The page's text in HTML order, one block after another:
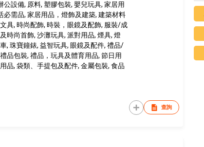
公設備, 原料, 塑膠包裝, 嬰兒玩具, 家居用
必需品, 家居用品，燈飾及建築, 建築材料
具, 時尚配飾, 時裝，眼鏡及配飾, 服裝/成
時尚首飾, 沙灘玩具, 派對用品, 煙具, 燈
, 珠寶鐘錶, 益智玩具, 眼鏡及配件, 禮品/
品包裝, 禮品，玩具及體育用品, 節日用
品, 袋類、手提包及配件, 金屬包裝, 食品
查詢